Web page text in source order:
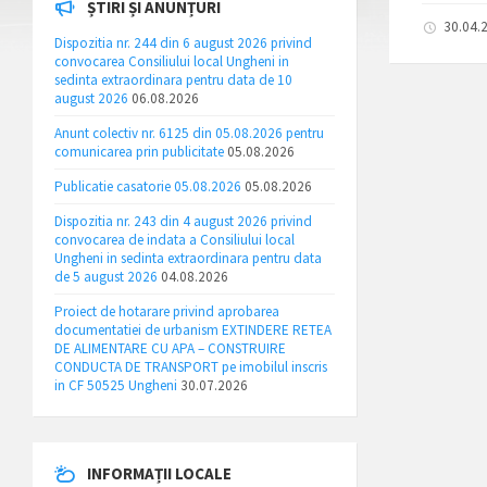
ȘTIRI ȘI ANUNȚURI
Dispozitia nr. 244 din 6 august 2026 privind
convocarea Consiliului local Ungheni in
sedinta extraordinara pentru data de 10
august 2026 06.08.2026
Anunt colectiv nr. 6125 din 05.08.2026 pentru
comunicarea prin publicitate 05.08.2026
Publicatie casatorie 05.08.2026 05.08.2026
Dispozitia nr. 243 din 4 august 2026 privind
convocarea de indata a Consiliului local
Ungheni in sedinta extraordinara pentru data
de 5 august 2026 04.08.2026
Proiect de hotarare privind aprobarea
documentatiei de urbanism EXTINDERE RETEA
DE ALIMENTARE CU APA – CONSTRUIRE
CONDUCTA DE TRANSPORT pe imobilul inscris
in CF 50525 Ungheni 30.07.2026
INFORMAȚII LOCALE